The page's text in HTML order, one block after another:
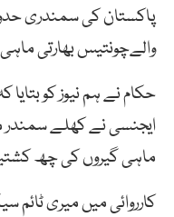
پاکستان کی سمندری
والےچونتیس بھارتی ماہی
حکام نے ہم نیوز کو بتایا
ایجنسی نے کھلے سمندر
ماہی گیروں کی چھ
کارروائی میں میری ٹائم